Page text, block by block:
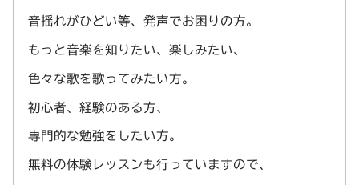
音揺れがひどい等、発声でお困りの方。
もっと音楽を知りたい、楽しみたい、
色々な歌を歌ってみたい方。
初心者、経験のある方、
専門的な勉強をしたい方。
無料の体験レッスンも行っていますので、